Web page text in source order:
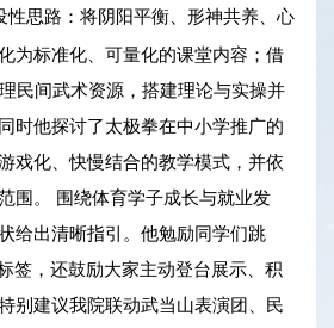
性思路：将阴阳平衡、形神共养、心
为标准化、可量化的课堂内容；借
民间武术资源，搭建理论与实操并
时他探讨了太极拳在中小学推广的
戏化、快慢结合的教学模式，并依
围。 围绕体育学子成长与就业发
给出清晰指引。他勉励同学们跳
签，还鼓励大家主动登台展示、积
别建议我院联动武当山表演团、民